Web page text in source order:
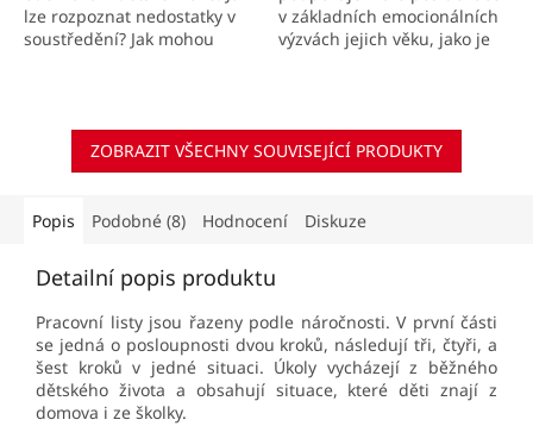
lze rozpoznat nedostatky v
soustředění? Jak mohou
v základních emocionálních
výzvách jejich věku, jako je
ZOBRAZIT VŠECHNY SOUVISEJÍCÍ PRODUKTY
Popis Podobné (8) Hodnocení Diskuze
Detailní popis produktu
Pracovní listy jsou řazeny podle náročnosti. V první části
se jedná o posloupnosti dvou kroků, následují tři, čtyři, a
šest kroků v jedné situaci. Úkoly vycházejí z běžného
dětského života a obsahují situace, které děti znají z
domova i ze školky.